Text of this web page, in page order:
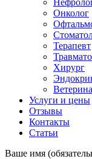
Онколог
Терапевт
Хирург
Услуги и цены
Отзывы
Контакты
Статьи
Ваше имя